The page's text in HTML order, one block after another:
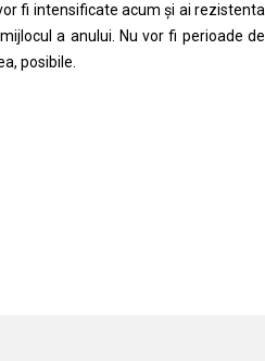
fi intensificate acum și ai rezistenta
a anului. Nu vor fi perioade de
posibile.